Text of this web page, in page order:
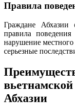
Правила
Граждане Абхазии
правила
нарушение местного
серьезные
Абхазии